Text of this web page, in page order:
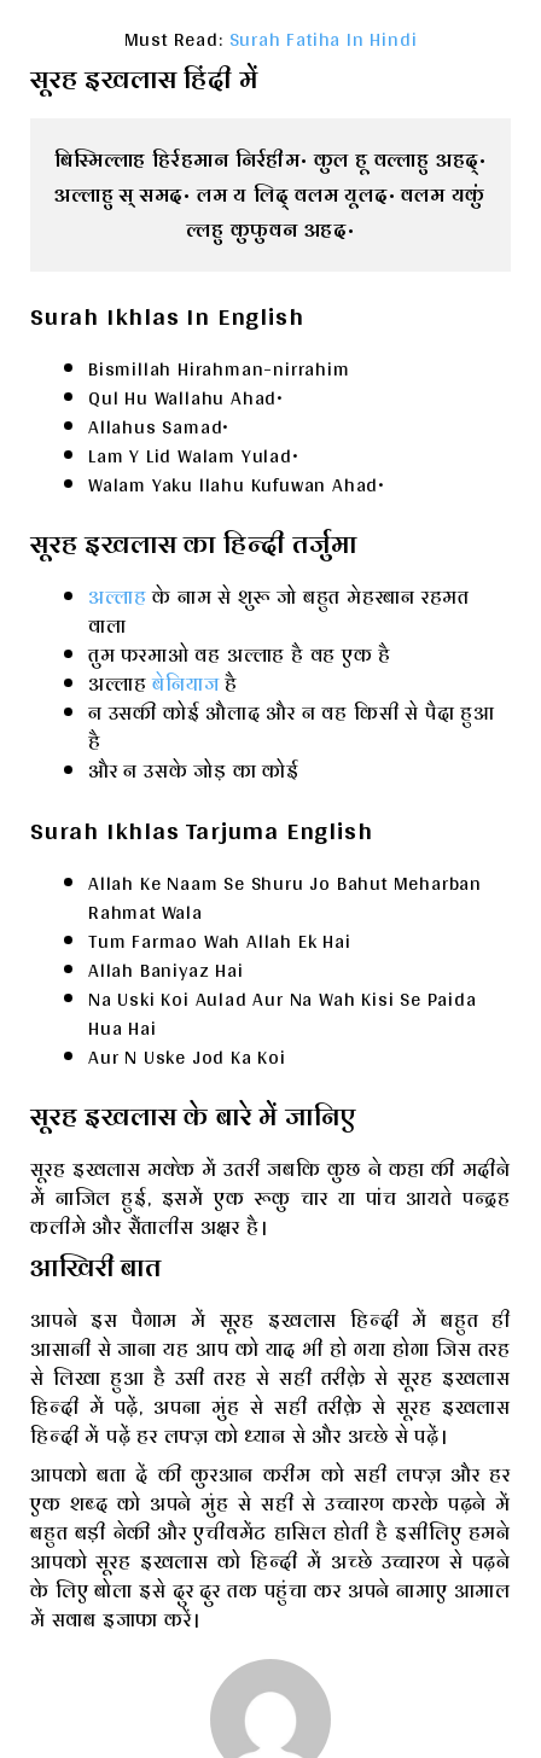
Must Read: Surah Fatiha In Hindi
सूरह इखलास हिंदी में
बिस्मिल्लाह हिर्रहमान निर्रहीम• कुल हू वल्लाहु अहद्•
अल्लाहु स् समद• लम य लिद् वलम यूलद• वलम यकुं
ल्लहु कुफुवन अहद•
Surah Ikhlas In English
Bismillah Hirahman-nirrahim
Qul Hu Wallahu Ahad•
Allahus Samad•
Lam Y Lid Walam Yulad•
Walam Yaku llahu Kufuwan Ahad•
सूरह इखलास का हिन्दी तर्जुमा
अल्लाहके नाम से शुरू जो बहुत मेहरबान रहमत
वाला
तुम फरमाओ वह अल्लाह है वह एक है
अल्लाहबेनियाजहै
न उसकी कोई औलाद और न वह किसी से पैदा हुआ
है
और न उसके जोड़ का कोई
Surah Ikhlas Tarjuma English
Allah Ke Naam Se Shuru Jo Bahut Meharban
Rahmat Wala
Tum Farmao Wah Allah Ek Hai
Allah Baniyaz Hai
Na Uski Koi Aulad Aur Na Wah Kisi Se Paida
Hua Hai
Aur N Uske Jod Ka Koi
सूरह इखलास के बारे में जानिए
सूरह इखलास मक्के में उतरी जबकि कुछ ने कहा की मदीने
में नाजिल हुई, इसमें एक रूकु चार या पांच आयते पन्द्रह
कलीमे और सैंतालीस अक्षर है।
आखिरी बात
आपने इस पैगाम में सूरह इखलास हिन्दी में बहुत ही
आसानी से जाना यह आप को याद भी हो गया होगा जिस तरह
से लिखा हुआ है उसी तरह से सही तरीक़े से सूरह इखलास
हिन्दी में पढ़ें, अपना मुंह से सही तरीक़े से सूरह इखलास
हिन्दी में पढ़ें हर लफ्ज़ को ध्यान से और अच्छे से पढ़ें।
आपको बता दें की कुरआन करीम को सही लफ्ज़ और हर
एक शब्द को अपने मुंह से सही से उच्चारण करके पढ़ने में
बहुत बड़ी नेकी और एचीवमेंट हासिल होती है इसीलिए हमने
आपको सूरह इखलास को हिन्दी में अच्छे उच्चारण से पढ़ने
के लिए बोला इसे दुर दुर तक पहुंचा कर अपने नामाए आमाल
में सवाब इजाफा करें।